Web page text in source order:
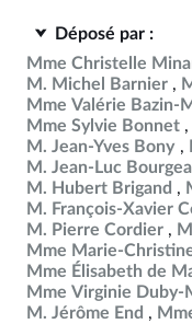
Déposé par :
Mme Christelle
M. Michel Barnier
Mme Valérie Bazin-
Mme Sylvie Bonnet
M. Jean-Yves Bony
M. Jean-Luc
M. Hubert Brigand
M. François-Xavier
M. Pierre Cordier
Mme Marie-
Mme Élisabeth de
Mme Virginie Duby-
M. Jérôme End